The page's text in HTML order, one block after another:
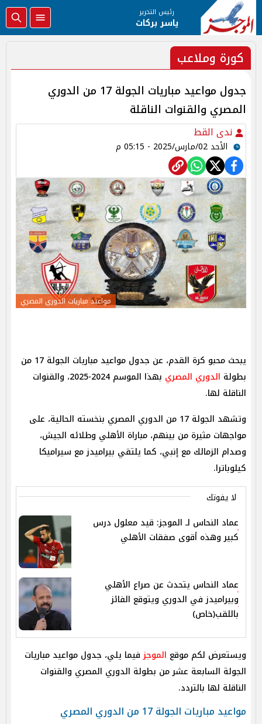
رئيس التحرير
ياسر بركات
كورة وملاعب
جدول مواعيد مباريات الجولة 17 من الدوري
المصري والقنوات الناقلة
ندى القط
الأحد 02/مارس/2025 - 05:15 م
مواعيد مباريات الدوري المصري
يبحث محبو كرة القدم، عن جدول مواعيد مباريات الجولة 17 من
بطولة الدوري المصري
بهذا الموسم 2024-2025، والقنوات
الناقلة لها.
وتشهد الجولة 17 من الدوري المصري بنخسته الحالية، على
مواجهات مثيرة من بينهم، مباراة الأهلي وطلائه الجيش،
وصدام الزمالك مع إنبي، كما يلتقي بيراميدز مع سيراميكا
كيلوباترا.
لا يفوتك
عماد النحاس لـ الموجز: قيد معلول درس
كبير وهذه أقوى صفقات الأهلي
عماد النحاس يتحدث عن صراع الأهلي
وبيراميدز في الدوري ويتوقع الفائز
باللقب(خاص)
ويستعرض لكم موقع الموجزفيما يلي، جدول مواعيد مباريات
الجولة السابعة عشر من بطولة الدوري المصري والقنوات
الناقلة لها بالتردد.
مواعيد مباريات الجولة 17 من الدوري المصري